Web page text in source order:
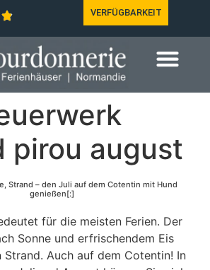
VERFÜGBARKEIT
pirou august
Strand – den Juli auf dem Cotentin mit Hund
genießen[:]
für die meisten Ferien. Der
Sonne und erfrischendem Eis
Auch auf dem Cotentin! In